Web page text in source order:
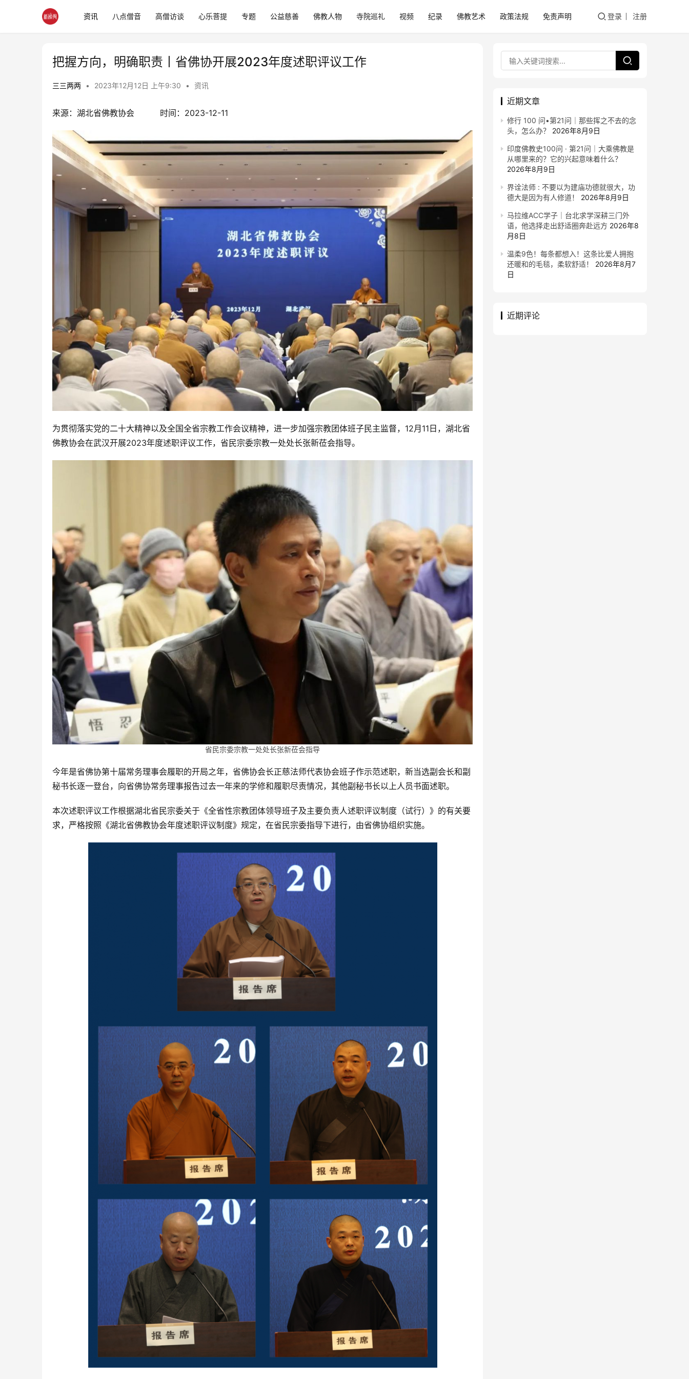
资讯 八点僧音 高僧访谈 心乐菩提 专题 公益慈善 佛教人物 寺院巡礼 视频 纪录 佛教艺术 政策法规 免责声明 登录 注册
把握方向，明确职责丨省佛协开展2023年度述职评议工作
三三两两 • 2023年12月12日 上午9:30 • 资讯
来源：湖北省佛教协会          时间：2023-12-11
为贯彻落实党的二十大精神以及全国全省宗教工作会议精神，进一步加强宗教团体班子民主监督，12月11日，湖北省
佛教协会在武汉开展2023年度述职评议工作，省民宗委宗教一处处长张新莅会指导。
省民宗委宗教一处处长张新莅会指导
今年是省佛协第十届常务理事会履职的开局之年，省佛协会长正慈法师代表协会班子作示范述职，新当选副会长和副
秘书长逐一登台，向省佛协常务理事报告过去一年来的学修和履职尽责情况，其他副秘书长以上人员书面述职。
本次述职评议工作根据湖北省民宗委关于《全省性宗教团体领导班子及主要负责人述职评议制度（试行）》的有关要
求，严格按照《湖北省佛教协会年度述职评议制度》规定，在省民宗委指导下进行，由省佛协组织实施。
近期文章
修行 100 问•第21问｜那些挥之不去的念
头，怎么办？
2026年8月9日
印度佛教史100问 · 第21问｜大乘佛教是
从哪里来的？它的兴起意味着什么？
2026年8月9日
界诠法师 : 不要以为建庙功德就很大，功
德大是因为有人修道！
2026年8月9日
马拉维ACC学子｜台北求学深耕三门外
语，他选择走出舒适圈奔赴远方 2026年8
月8日
温柔9色！每条都想入！这条比爱人拥抱
还暖和的毛毯，柔软舒适！
2026年8月7
日
近期评论